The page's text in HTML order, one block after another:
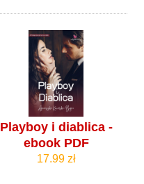
Playboy i diablica -
ebook PDF
17.99 zł